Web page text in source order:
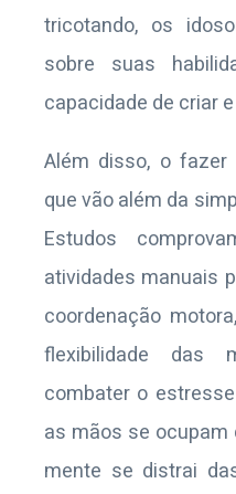
tricotando, os
sobre suas
capacidade de criar
Além disso, o
que vão além da
Estudos
atividades manuais
coordenação
flexibilidade das
combater o
as mãos se ocupam
mente se distrai